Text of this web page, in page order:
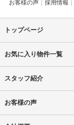
お客様の声
採用情報
トップページ
お気に入り物件一覧
スタッフ紹介
お客様の声